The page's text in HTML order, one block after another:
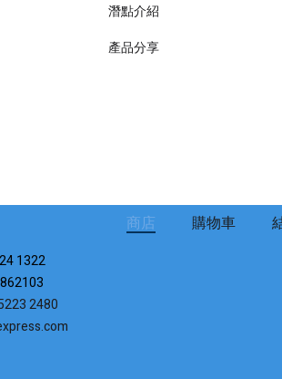
潛點介紹
產品分享
商店 購物車
1322
2480